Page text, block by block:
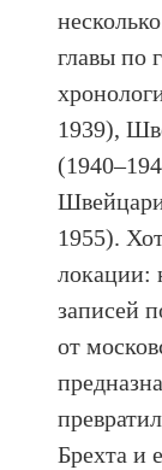
главы по
1939),
1955).
локации:
записей
от
Брехта и